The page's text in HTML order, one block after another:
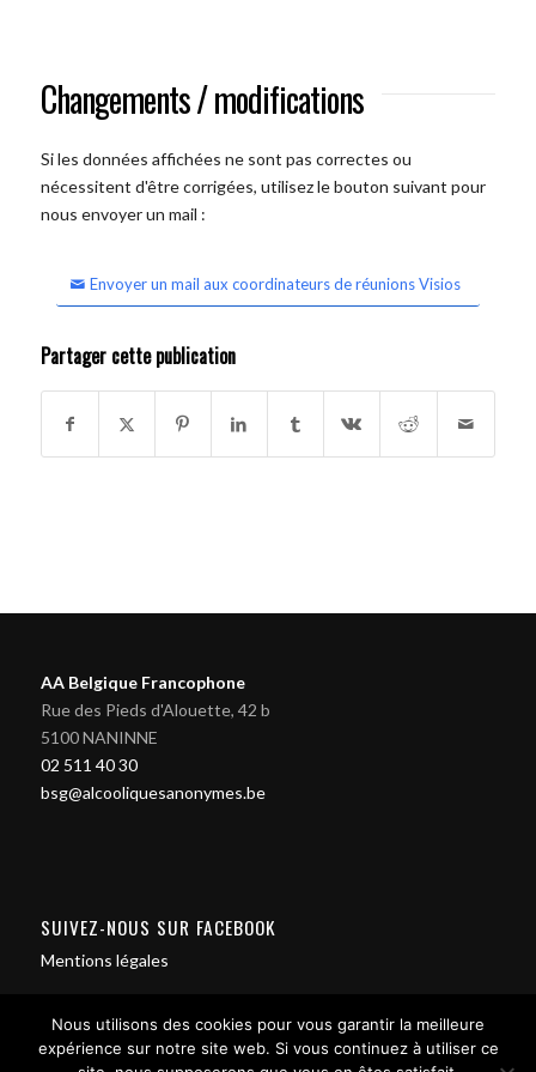
Changements / modifications
Si les données affichées ne sont pas correctes ou
nécessitent d'être corrigées, utilisez le bouton suivant pour
nous envoyer un mail :
Envoyer un mail aux coordinateurs de réunions Visios
Partager cette publication
AA Belgique Francophone
Rue des Pieds d'Alouette, 42 b
5100 NANINNE
02 511 40 30
bsg@alcooliquesanonymes.be
SUIVEZ-NOUS SUR FACEBOOK
Mentions légales
Nous utilisons des cookies pour vous garantir la meilleure
expérience sur notre site web. Si vous continuez à utiliser ce